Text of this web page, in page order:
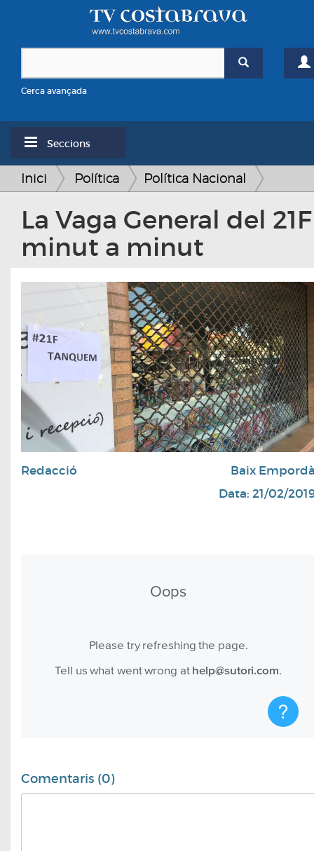
Cerca avançada
Seccions
Inici Política Política Nacional
La Vaga General del 21F
minut a minut
Redacció
Baix
Data: 21/02/
Comentaris (0)